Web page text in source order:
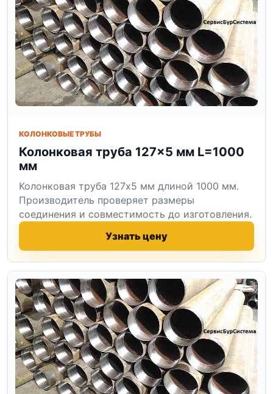
КОЛОНКОВЫЕ ТРУБЫ
Колонковая труба 127×5 мм L=1000
мм
Колонковая труба 127x5 мм длиной 1000 мм.
Производитель проверяет размеры
соединения и совместимость до изготовления.
Узнать цену